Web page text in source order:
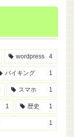
wordpress 4
バイキング 1
スマホ 1
1 歴史 1
1